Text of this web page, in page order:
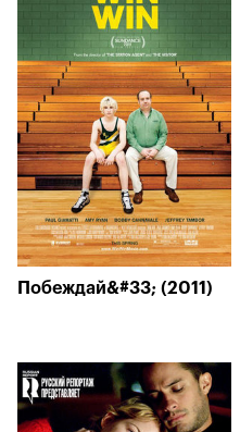
Побеждай&#33; (2011)